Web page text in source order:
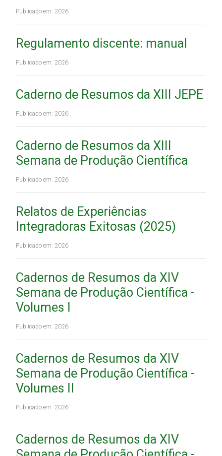
Publicado em: 2026
Regulamento discente: manual
Publicado em: 2026
Caderno de Resumos da XIII JEPE
Publicado em: 2026
Caderno de Resumos da XIII
Semana de Produção Científica
Publicado em: 2026
Relatos de Experiências
Integradoras Exitosas (2025)
Publicado em: 2026
Cadernos de Resumos da XIV
Semana de Produção Científica -
Volumes I
Publicado em: 2026
Cadernos de Resumos da XIV
Semana de Produção Científica -
Volumes II
Publicado em: 2026
Cadernos de Resumos da XIV